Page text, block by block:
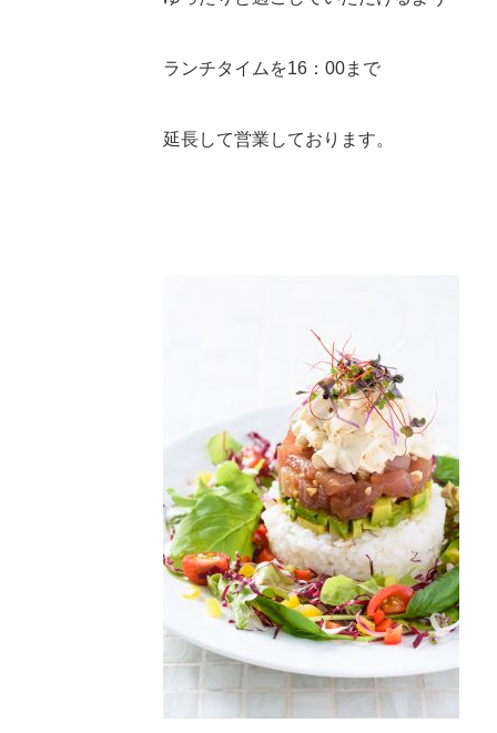
ランチタイムを16：00まで
延長して営業しております。